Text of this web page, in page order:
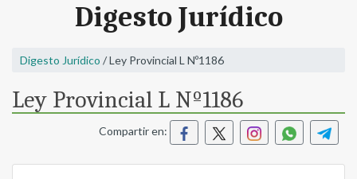
Digesto Jurídico
Digesto Jurídico / Ley Provincial L Nº1186
Ley Provincial L Nº1186
Compartir en: